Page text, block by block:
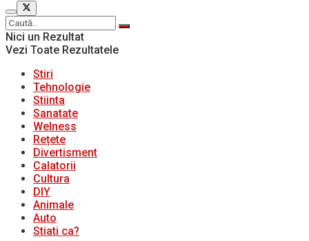
Nici un Rezultat
Vezi Toate Rezultatele
Stiri
Tehnologie
Stiinta
Sanatate
Welness
Rețete
Divertisment
Calatorii
Cultura
DIY
Animale
Auto
Stiati ca?